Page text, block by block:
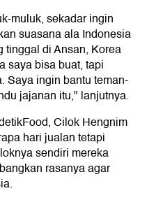
muluk, sekadar ingin
suasana ala Indonesia
tinggal di Ansan, Korea
saya bisa buat, tapi
Saya ingin bantu teman-
jajanan itu," lanjutnya.
Cilok Hengnim
hari jualan tetapi
sendiri mereka
rasanya agar